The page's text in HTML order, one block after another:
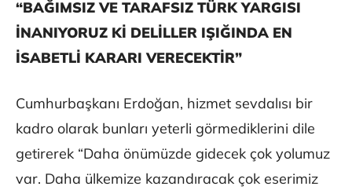
“BAĞIMSIZ VE TARAFSIZ TÜRK YARGISI
İNANIYORUZ Kİ DELİLLER IŞIĞINDA EN
İSABETLİ KARARI VERECEKTİR”
Cumhurbaşkanı Erdoğan, hizmet sevdalısı bir
kadro olarak bunları yeterli görmediklerini dile
getirerek “Daha önümüzde gidecek çok yolumuz
var. Daha ülkemize kazandıracak çok eserimiz